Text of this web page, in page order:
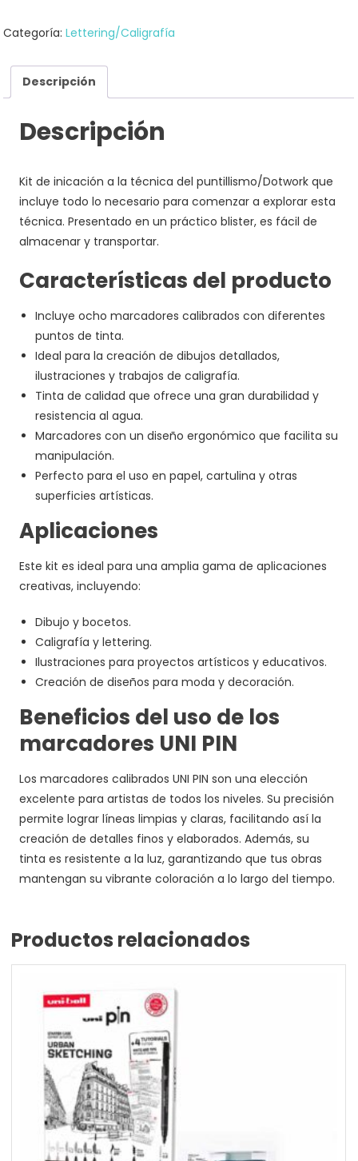
UniPIN
Categoría:Lettering/Caligrafía
Descripción
Descripción
Kit de inicación a la técnica del puntillismo/Dotwork que
incluye todo lo necesario para comenzar a explorar esta
técnica. Presentado en un práctico blister, es fácil de
almacenar y transportar.
Características del producto
Incluye ocho marcadores calibrados con diferentes
puntos de tinta.
Ideal para la creación de dibujos detallados,
ilustraciones y trabajos de caligrafía.
Tinta de calidad que ofrece una gran durabilidad y
resistencia al agua.
Marcadores con un diseño ergonómico que facilita su
manipulación.
Perfecto para el uso en papel, cartulina y otras
superficies artísticas.
Aplicaciones
Este kit es ideal para una amplia gama de aplicaciones
creativas, incluyendo:
Dibujo y bocetos.
Caligrafía y lettering.
Ilustraciones para proyectos artísticos y educativos.
Creación de diseños para moda y decoración.
Beneficios del uso de los
marcadores UNI PIN
Los marcadores calibrados UNI PIN son una elección
excelente para artistas de todos los niveles. Su precisión
permite lograr líneas limpias y claras, facilitando así la
creación de detalles finos y elaborados. Además, su
tinta es resistente a la luz, garantizando que tus obras
mantengan su vibrante coloración a lo largo del tiempo.
Productos relacionados